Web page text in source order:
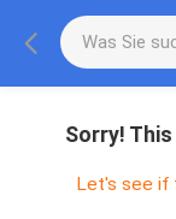
Sorry!
Let's see if